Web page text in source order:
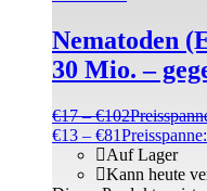
Nematoden
30 Mio. –
€17 –€102
€13 – €81
Auf Lager
Kann heute